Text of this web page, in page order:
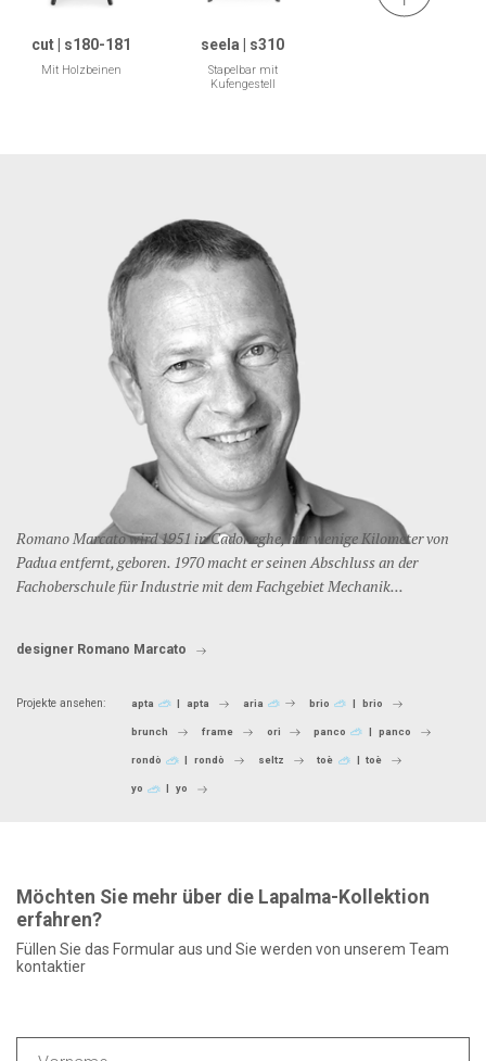
cut | s180-181
Mit Holzbeinen
seela | s310
Stapelbar mit
Kufengestell
Romano Marcato wird 1951 in Cadoneghe, nur wenige Kilometer von
Padua entfernt, geboren. 1970 macht er seinen Abschluss an der
Fachoberschule für Industrie mit dem Fachgebiet Mechanik...
designer Romano Marcato
Projekte ansehen: apta
apta aria brio
brio
brunch frame ori panco
panco
rondò
rondò seltz toè
toè
yo
yo
Möchten Sie mehr über die Lapalma-Kollektion
erfahren?
Füllen Sie das Formular aus und Sie werden von unserem Team
kontaktier